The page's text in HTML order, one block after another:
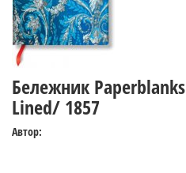
Бележник
Lined/ 1857
Автор: